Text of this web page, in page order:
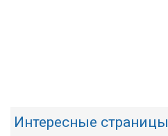
Интересные страницы